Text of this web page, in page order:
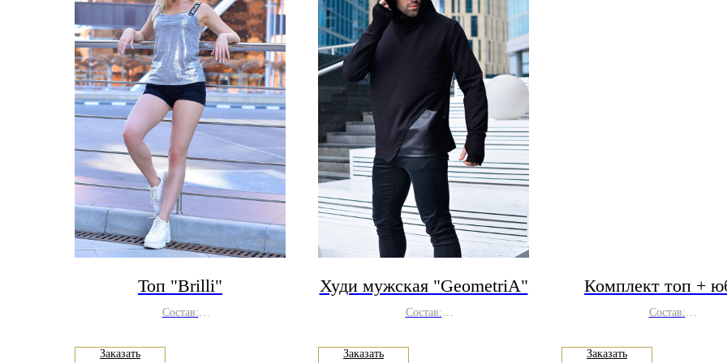
Топ "Brilli"
Состав:
Заказать
Худи мужская "GeometriA"
Состав:
Заказать
Комплект топ +
Состав:
Заказать